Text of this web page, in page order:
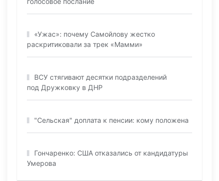
«Ужас»: почему Самойлову жестко
раскритиковали за трек «Мамми»
ВСУ стягивают десятки подразделений
под Дружковку в ДНР
"Сельская" доплата к пенсии: кому положена
Гончаренко: США отказались от кандидатуры
Умерова